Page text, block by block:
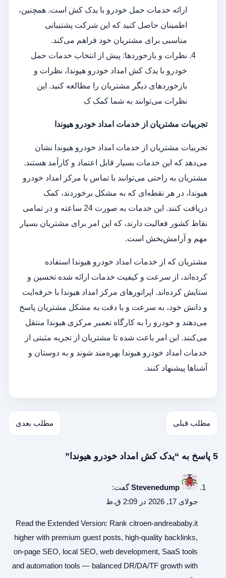
ارائه خدمات حمل خودرو با یدک کش است. همچنین،
اطمینان حاصل کنید که این شرکت پشتیبانی
مناسبی برای مشتریان خود فراهم می‌کند.
نظرات و بازخوردها: پیش از انتخاب خدمات حمل
خودرو با یدک کش امداد خودرو هیوندا، نظرات و
بازخوردهای دیگر مشتریان را مطالعه کنید. این
نظرات می‌توانند به شما کمک ک
تجربیات مشتریان از خدمات امداد خودرو هیوندا
تجربیات مشتریان از خدمات امداد خودرو هیوندا نشان
می‌دهد که این خدمات بسیار قابل اعتماد و کارآمد هستند.
مشتریان به راحتی می‌توانند با تماس با مرکز امداد خودرو
هیوندا، در هر نقطه‌ای که به مشکل برخوردند، کمک
دریافت کنند. این خدمات به صورت 24 ساعته و در تمامی
نقاط کشور فعالیت دارند، که این امر برای مشتریان بسیار
مهم و آرامش‌بخش است.
مشتریان که از خدمات امداد خودرو هیوندا استفاده
کرده‌اند، از سرعت و کیفیت خدمات ارائه شده تحسین و
ستایش کرده‌اند. اپراتورهای مرکز امداد هیوندا با حرفه‌ایت
و دانش خود، به سرعت و با دقت به مشکل مشتریان پاسخ
می‌دهند و خودرو را به کارگاه تعمیر مرکزی هیوندا منتقل
می‌کنند. این امر باعث شده تا مشتریان از تجربه مثبتی از
خدمات امداد خودرو هیوندا بهره‌مند شوند و به دوستان و
آشناها پیشنهاد کنند.
مطلب قبلی مطلب بعدی
5 پاسخ به “یدک کش امداد خودرو هیوندا”
Stevenedump گفت:
جولای 17, 2026 در 2:09 ق.ظ
Read the Extended Version: Rank citroen-andreababy.it
higher with premium guest posts, high-quality backlinks,
on-page SEO, local SEO, web development, SaaS tools
and automation tools — balanced DR/DA/TF growth with